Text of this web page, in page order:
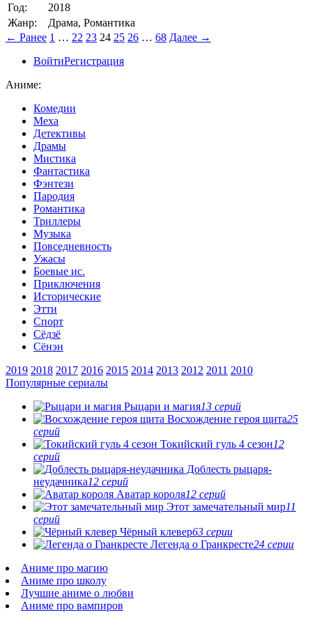
Год:
2018
Жанр:
Драма, Романтика
← Ранее 1 … 22 23 24 25 26 … 68 Далее →
ВойтиРегистрация
Аниме:
Комедии
Меха
Детективы
Драмы
Мистика
Фантастика
Фэнтези
Пародия
Романтика
Триллеры
Музыка
Повседневность
Ужасы
Боевые ис.
Приключения
Исторические
Этти
Спорт
Сёдзё
Сёнэн
2019 2018 2017 2016 2015 2014 2013 2012 2011 2010
Популярные сериалы
Рыцари и магия13 серий
Восхождение героя щита25
серий
Токийский гуль 4 сезон12
серий
Доблесть рыцаря-
неудачника12 серий
Аватар короля12 серий
Этот замечательный мир11
серий
Чёрный клевер63 серии
Легенда о Гранкресте24 серии
Аниме про магию
Аниме про школу
Лучшие аниме о любви
Аниме про вампиров